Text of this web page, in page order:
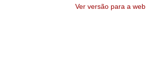
Ver versão para a web